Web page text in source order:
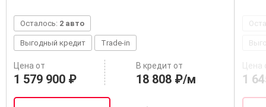
Осталось: 2 авто
Выгодный кредит Trade-in
Цена от
1 579 900 ₽
В кредит от
18 808 ₽/м
Цена
1